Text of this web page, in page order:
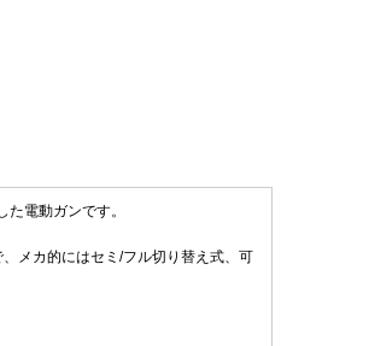
電動ガンです。
メカ的にはセミ/フル切り替え式、可